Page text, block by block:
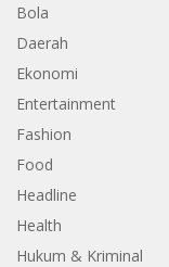
Bola
Daerah
Ekonomi
Entertainment
Fashion
Food
Headline
Health
Hukum & Kriminal